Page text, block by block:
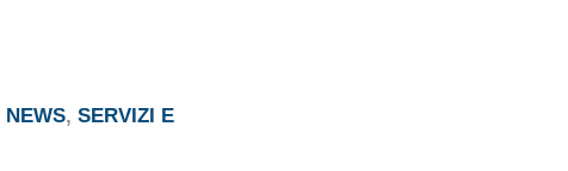
NEWS,SERVIZI E